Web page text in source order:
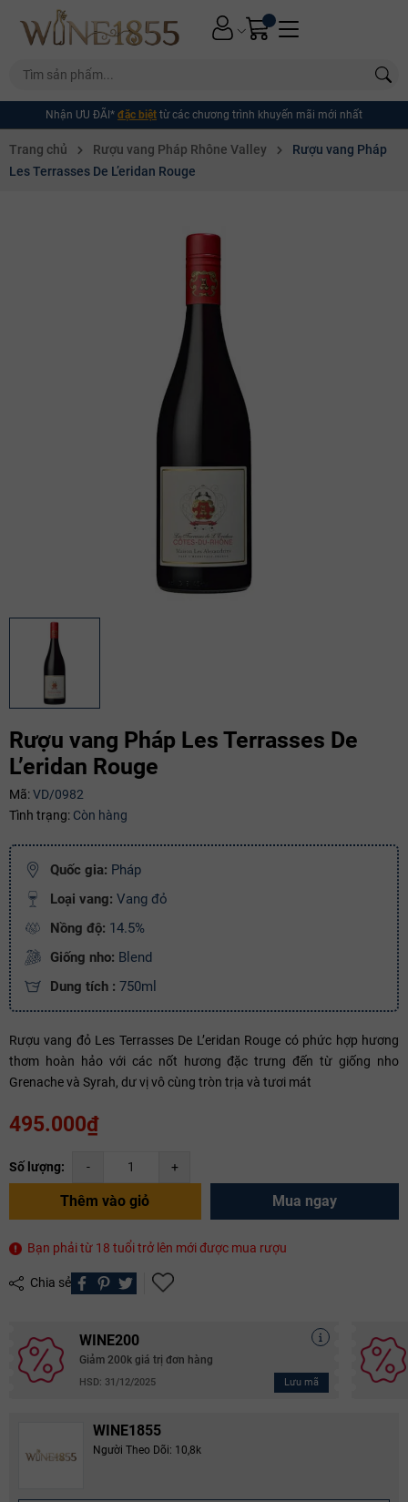
Nhận ƯU ĐÃI* đặc biệt từ các chương trình khuyến mãi mới nhất
Trang chủ Rượu vang Pháp Rhône Valley
Rượu vang Pháp
Les Terrasses De L’eridan Rouge
Rượu vang Pháp Les Terrasses De
L’eridan Rouge
Mã:VD/0982
Tình trạng: Còn hàng
Quốc gia: Pháp
Loại vang: Vang đỏ
Nồng độ: 14.5%
Giống nho: Blend
Dung tích : 750ml
Rượu vang đỏ Les Terrasses De L’eridan Rouge có phức hợp hương
thơm hoàn hảo với các nốt hương đặc trưng đến từ giống nho
Grenache và Syrah, dư vị vô cùng tròn trịa và tươi mát
495.000₫
Số lượng: - +
Thêm vào giỏ Mua ngay
Bạn phải từ 18 tuổi trở lên mới được mua rượu
Chia sẻ
WINE200
Giảm 200k giá trị đơn hàng
HSD: 31/12/2025 Lưu mã
Ngày hết hạn:
Điều kiện:
Copy mã và nhập mã ở trang
WINE1855
Người Theo Dõi: 10,8k